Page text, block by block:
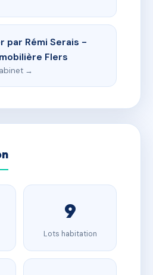
par Rémi Serais -
Flers
→
9
Lots habitation